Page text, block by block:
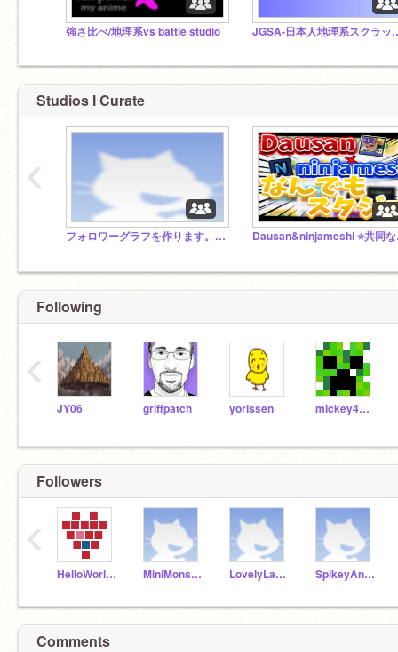
強さ比べ/地理系vs battle studio JGSA-日本
Studios I Curate
フォロワーグラフを作ります。※スタジオのキュレーターになれない方は、とりあえず説明欄を見てください
‹
Following
JY06 griffpatch yorissen mickey480713
‹
Followers
HelloWorldIkeda MiniMonsterMunch LovelyLampshadeLeaf SpikeyAnimalFriend
‹
Comments